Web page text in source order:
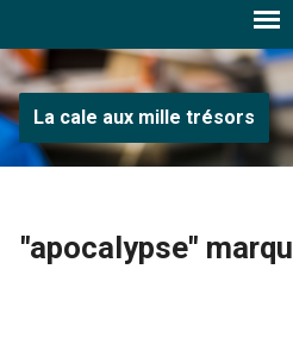
La cale aux mille trésors
"apocalypse"